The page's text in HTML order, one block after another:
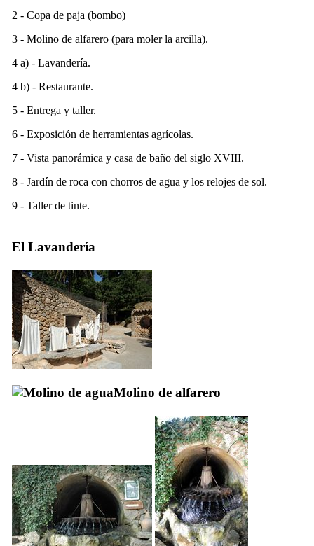
2 - Copa de paja (bombo)
3 - Molino de alfarero (para moler la arcilla).
4 a) - Lavandería.
4 b) - Restaurante.
5 - Entrega y taller.
6 - Exposición de herramientas agrícolas.
7 - Vista panorámica y casa de baño del siglo XVIII.
8 - Jardín de roca con chorros de agua y los relojes de sol.
9 - Taller de tinte.
El Lavandería
Molino de alfarero